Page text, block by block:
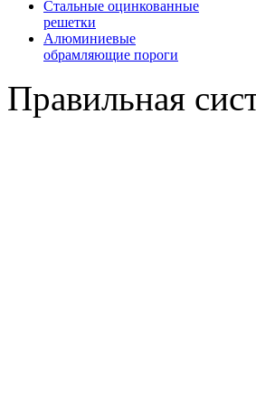
Стальные оцинкованные
решетки
Алюминиевые
обрамляющие пороги
Правильная